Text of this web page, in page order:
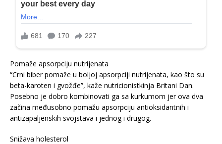
Pomaže apsorpciju nutrijenata
“Crni biber pomaže u boljoj apsorpciji nutrijenata, kao što su
beta-karoten i gvožđe”, kaže nutricionistkinja Britani Dan.
Posebno je dobro kombinovati ga sa kurkumom jer ova dva
začina međusobno pomažu apsorpciju antioksidantnih i
antizapaljenskih svojstava i jednog i drugog.
Snižava holesterol